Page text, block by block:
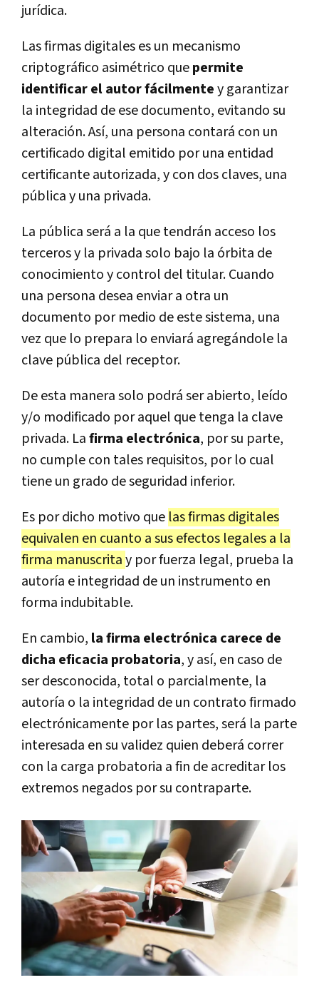
jurídica.
Las firmas digitales es un mecanismo
criptográfico asimétrico quepermite
identificar el autor fácilmentey garantizar
la integridad de ese documento, evitando su
alteración. Así, una persona contará con un
certificado digital emitido por una entidad
certificante autorizada, y con dos claves, una
pública y una privada.
La pública será a la que tendrán acceso los
terceros y la privada solo bajo la órbita de
conocimiento y control del titular. Cuando
una persona desea enviar a otra un
documento por medio de este sistema, una
vez que lo prepara lo enviará agregándole la
clave pública del receptor.
De esta manera solo podrá ser abierto, leído
y/o modificado por aquel que tenga la clave
privada. Lafirma electrónica, por su parte,
no cumple con tales requisitos, por lo cual
tiene un grado de seguridad inferior.
Es por dicho motivo que las firmas digitales
equivalen en cuanto a sus efectos legales a la
firma manuscritay por fuerza legal, prueba la
autoría e integridad de un instrumento en
forma indubitable.
En cambio, la firma electrónica carece de
dicha eficacia probatoria, y así, en caso de
ser desconocida, total o parcialmente, la
autoría o la integridad de un contrato firmado
electrónicamente por las partes, será la parte
interesada en su validez quien deberá correr
con la carga probatoria a fin de acreditar los
extremos negados por su contraparte.